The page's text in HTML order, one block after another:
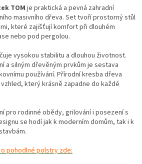
TOM je praktická a pevná zahradní
masivního dřeva. Set tvoří prostorný stůl
které zajišťují komfort při dlouhém
nebo pod pergolou.
vysokou stabilitu a dlouhou životnost.
a silným dřevěným prvkům je sestava
používání. Přírodní kresba dřeva
který krásně zapadne do každé
pro rodinné obědy, grilování i posezení s
se hodí jak k moderním domům, tak i k
pohodlné polstry zde: